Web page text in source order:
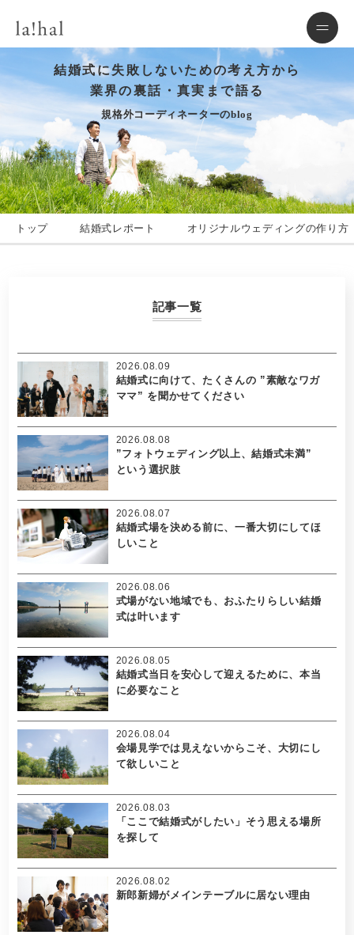
結婚式に失敗しないための考え方から
業界の裏話・真実まで語る
規格外コーディネーターのblog
トップ 結婚式レポート オリジナルウェディングの作り方
記事一覧
結婚式に向けて、たくさんの ”素敵なワガ
ママ” を聞かせてください
2026.08.09
”フォトウェディング以上、結婚式未満”
という選択肢
2026.08.08
結婚式場を決める前に、一番大切にしてほ
しいこと
2026.08.07
式場がない地域でも、おふたりらしい結婚
式は叶います
2026.08.06
結婚式当日を安心して迎えるために、本当
に必要なこと
2026.08.05
会場見学では見えないからこそ、大切にし
て欲しいこと
2026.08.04
「ここで結婚式がしたい」そう思える場所
を探して
2026.08.03
新郎新婦がメインテーブルに居ない理由
2026.08.02